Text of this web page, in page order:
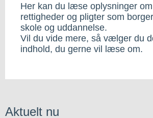
Her kan du læse oplysninger
rettigheder og pligter som
skole og uddannelse.
Vil du vide mere, så vælger du
indhold, du gerne vil læse om.
Aktuelt nu